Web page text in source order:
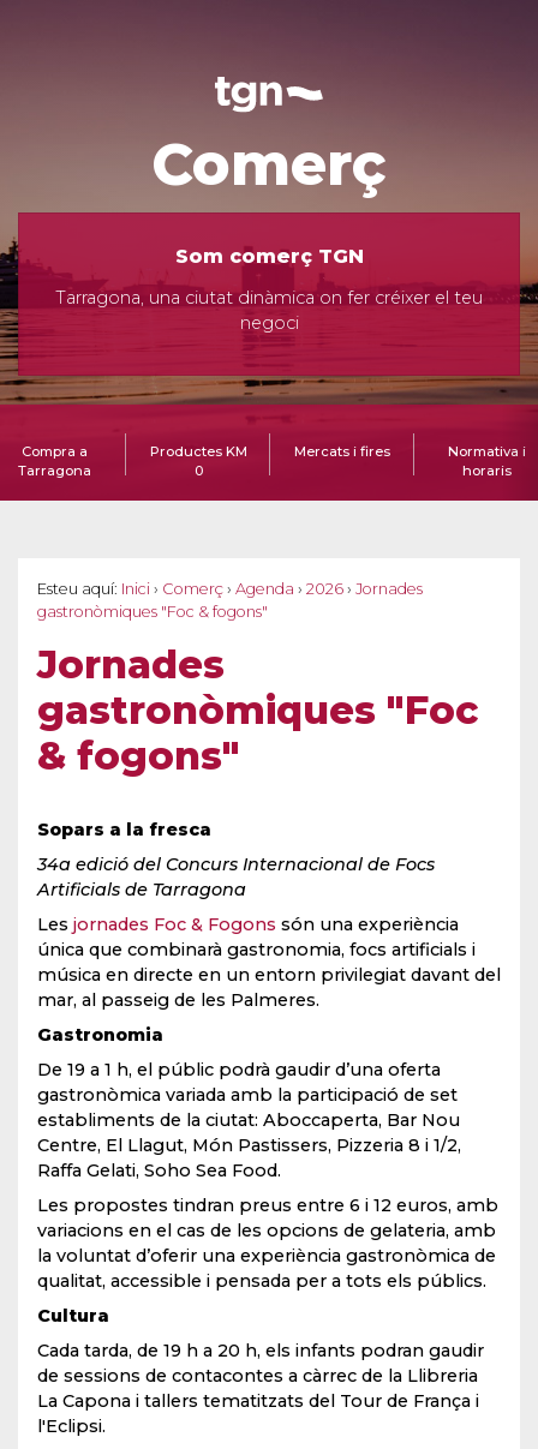
Comerç
Som comerç TGN
Tarragona, una ciutat dinàmica on fer créixer el teu
negoci
Compra a
Tarragona
Productes KM
0
Mercats i fires
Normativa i
horaris
Esteu aquí: Inici › Comerç › Agenda › 2026 › Jornades
gastronòmiques "Foc & fogons"
Jornades
gastronòmiques "Foc
& fogons"
Sopars a la fresca
34a edició del Concurs Internacional de Focs
Artificials de Tarragona
Les jornades Foc & Fogons són una experiència
única que combinarà gastronomia, focs artificials i
música en directe en un entorn privilegiat davant del
mar, al passeig de les Palmeres.
Gastronomia
De 19 a 1 h, el públic podrà gaudir d’una oferta
gastronòmica variada amb la participació de set
establiments de la ciutat: Aboccaperta, Bar Nou
Centre, El Llagut, Món Pastissers, Pizzeria 8 i 1/2,
Raffa Gelati, Soho Sea Food.
Les propostes tindran preus entre 6 i 12 euros, amb
variacions en el cas de les opcions de gelateria, amb
la voluntat d’oferir una experiència gastronòmica de
qualitat, accessible i pensada per a tots els públics.
Cultura
Cada tarda, de 19 h a 20 h, els infants podran gaudir
de sessions de contacontes a càrrec de la Llibreria
La Capona i tallers tematitzats del Tour de França i
l'Eclipsi.